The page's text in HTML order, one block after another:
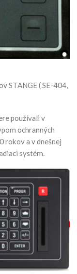
STANGE ( SE-404,
používali v
ochranných
rokov a v dnešnej
systém.